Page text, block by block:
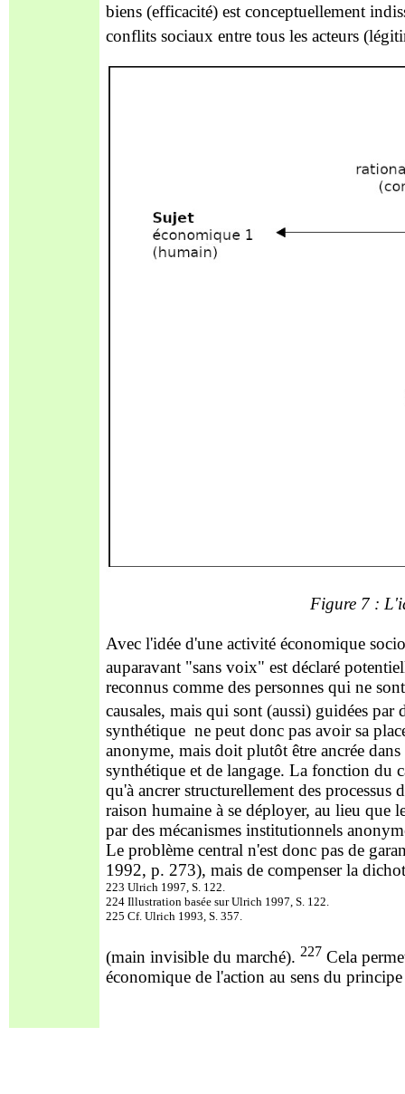
biens (efficacité) est conceptuellement
conflits sociaux entre tous les acteurs
Figure 7 :
Avec l'idée d'une activité économique
auparavant "sans voix" est déclaré
reconnus comme des personnes qui ne
causales, mais qui sont (aussi) guidées par
synthétique ne peut donc pas avoir sa
anonyme, mais doit plutôt être ancrée
synthétique et de langage. La fonction du
qu'à ancrer structurellement des processus
raison humaine à se déployer, au lieu que
par des mécanismes institutionnels
Le problème central n'est donc pas de
1992, p. 273), mais de compenser la
223 Ulrich 1997, S. 122.
224 Illustration basée sur Ulrich 1997, S. 122.
225 Cf. Ulrich 1993, S. 357.
(main invisible du marché). 227 Cela
économique de l'action au sens du